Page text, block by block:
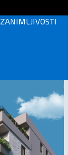
ZANIMLJIVOSTI